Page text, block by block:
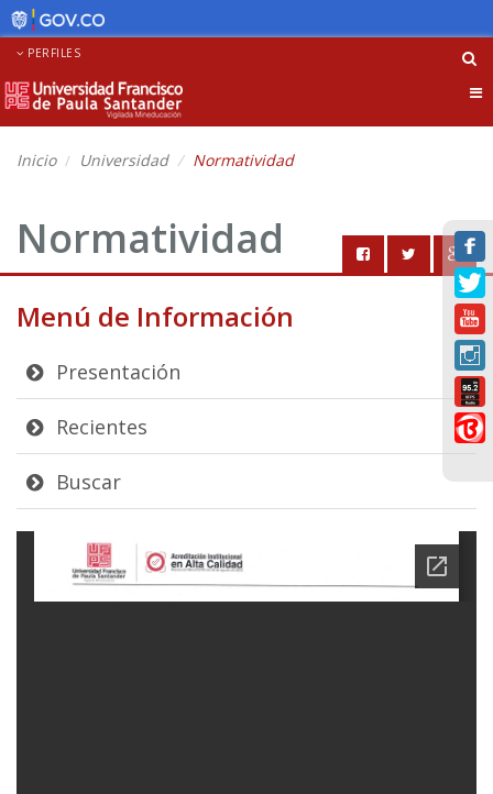
PERFILES
Inicio Universidad Normatividad
Normatividad
Menú de Información
Presentación
Recientes
Buscar